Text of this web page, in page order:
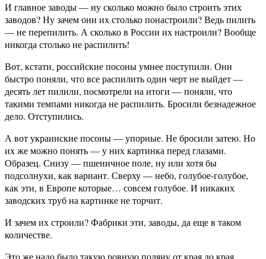
И главное заводы — ну сколько можно было строить этих
заводов? Ну зачем они их столько понастроили? Ведь пилить
— не перепилить. А сколько в России их настроили? Вообще
никогда столько не распилить!
Вот, кстати, российские посоны умнее поступили. Они
быстро поняли, что все распилить один черт не выйдет —
десять лет пилили, посмотрели на итоги — поняли, что
такими темпами никогда не распилить. Бросили безнадежное
дело. Отступились.
А вот украинские посоны — упорные. Не бросили затею. Но
их же можно понять — у них картинка перед глазами.
Образец. Снизу — пшеничное поле, ну или хотя бы
подсолнухи, как вариант. Сверху — небо, голубое-голубое,
как эти, в Европе которые… совсем голубое. И никаких
заводских труб на картинке не торчит.
И зачем их строили? Фабрики эти, заводы, да еще в таком
количестве.